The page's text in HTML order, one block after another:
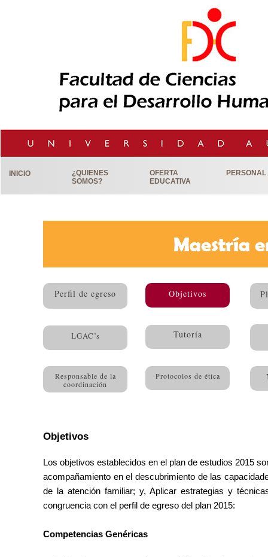
INICIO
¿QUIENES
SOMOS?
OFERTA
EDUCATIVA
PERSONAL
Perfil de egreso Objetivos
LGAC’s Tutoría
Responsable de la
coordinación
Protocolos de ética
Objetivos
Los objetivos establecidos en el plan de estudios 2015
acompañamiento en el descubrimiento de las
de la atención familiar; y, Aplicar estrategias y
congruencia con el perfil de egreso del plan 2015:
Competencias Genéricas